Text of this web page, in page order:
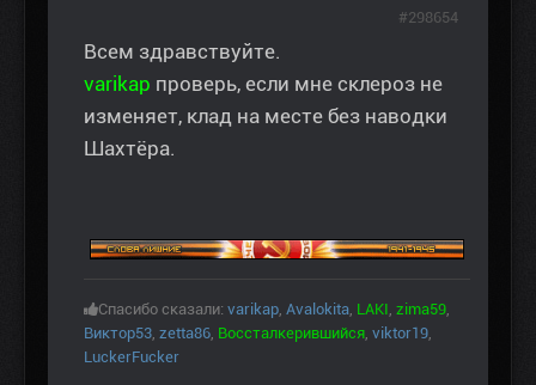
Всем здравствуйте.
varikap проверь, если мне склероз не
изменяет, клад на месте без наводки
Шахтёра.
Спасибо сказали: varikap Avalokita LAKI zima59
Виктор53 zetta86 Воссталкерившийся viktor19
LuckerFucker
#298654